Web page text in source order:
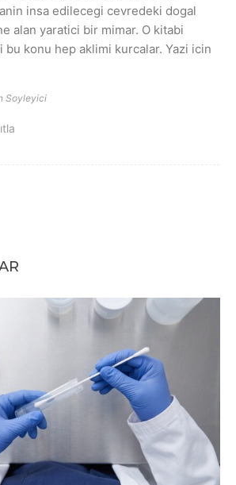
insa edilecegi cevredeki dogal
alan yaratici bir mimar. O kitabi
bu konu hep aklimi kurcalar. Yazi icin
Soyleyici